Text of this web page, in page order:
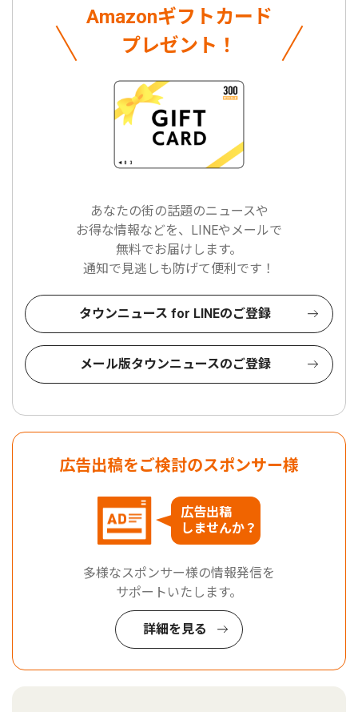
Amazonギフトカード
プレゼント！
あなたの街の話題のニュースや
お得な情報などを、LINEやメールで
無料でお届けします。
通知で見逃しも防げて便利です！
タウンニュース for LINEのご登録
メール版タウンニュースのご登録
広告出稿をご検討のスポンサー様
広告出稿
しませんか？
多様なスポンサー様の情報発信を
サポートいたします。
詳細を見る